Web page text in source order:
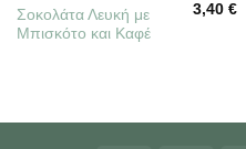
Σοκολάτα Λευκή με
Μπισκότο και Καφέ
3,40€